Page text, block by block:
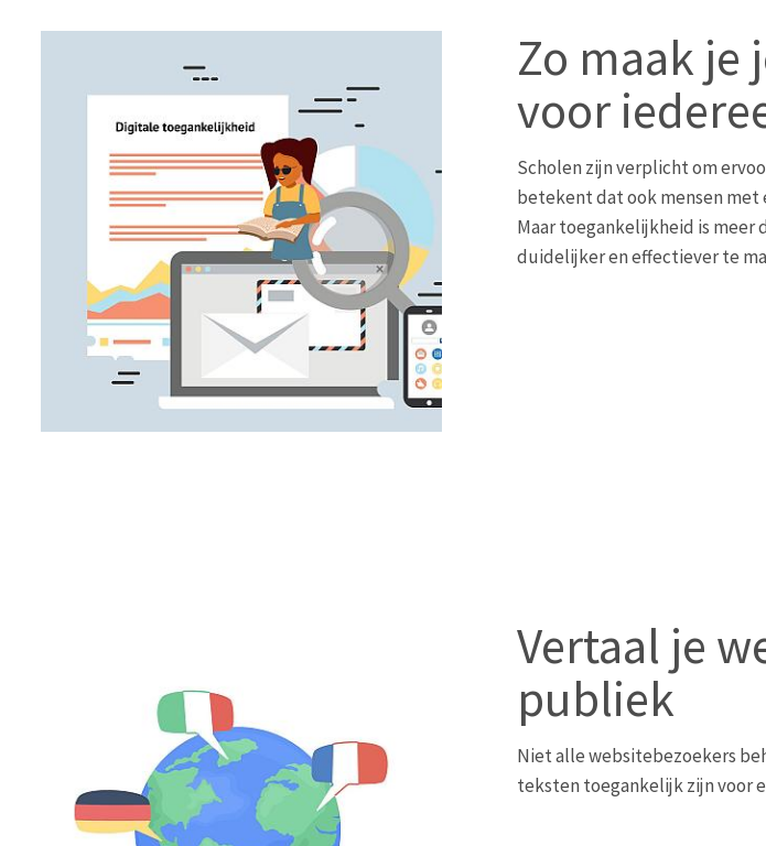
Zo maak
voor
Scholen zijn verplicht om
betekent dat ook mensen
Maar toegankelijkheid is meer
duidelijker en effectiever te
Vertaal je
publiek
Niet alle websitebezoekers
teksten toegankelijk zijn voor